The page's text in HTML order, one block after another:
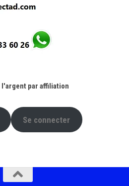
l'argent par affiliation
Se connecter